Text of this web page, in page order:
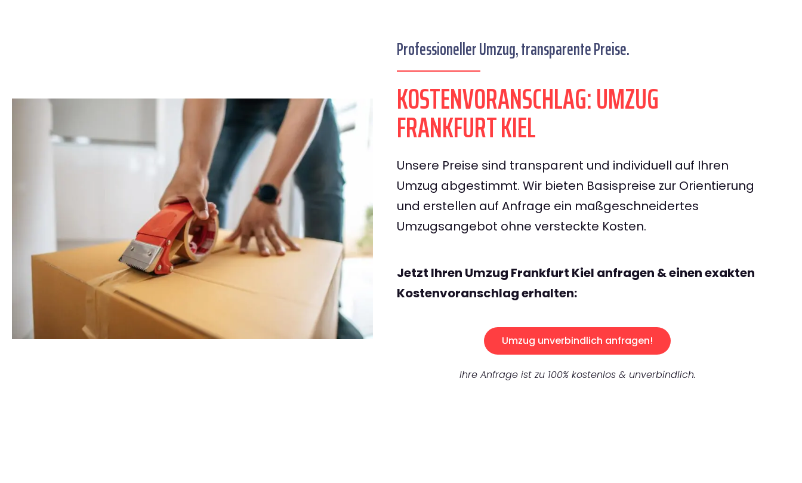
Professioneller Umzug, transparente Preise.
KOSTENVORANSCHLAG: UMZUG
FRANKFURT KIEL
Unsere Preise sind transparent und individuell auf Ihren
Umzug abgestimmt. Wir bieten Basispreise zur Orientierung
und erstellen auf Anfrage ein maßgeschneidertes
Umzugsangebot ohne versteckte Kosten.
Jetzt Ihren Umzug Frankfurt Kiel anfragen & einen exakten
Kostenvoranschlag erhalten:
Umzug unverbindlich anfragen!
Ihre Anfrage ist zu 100% kostenlos & unverbindlich.